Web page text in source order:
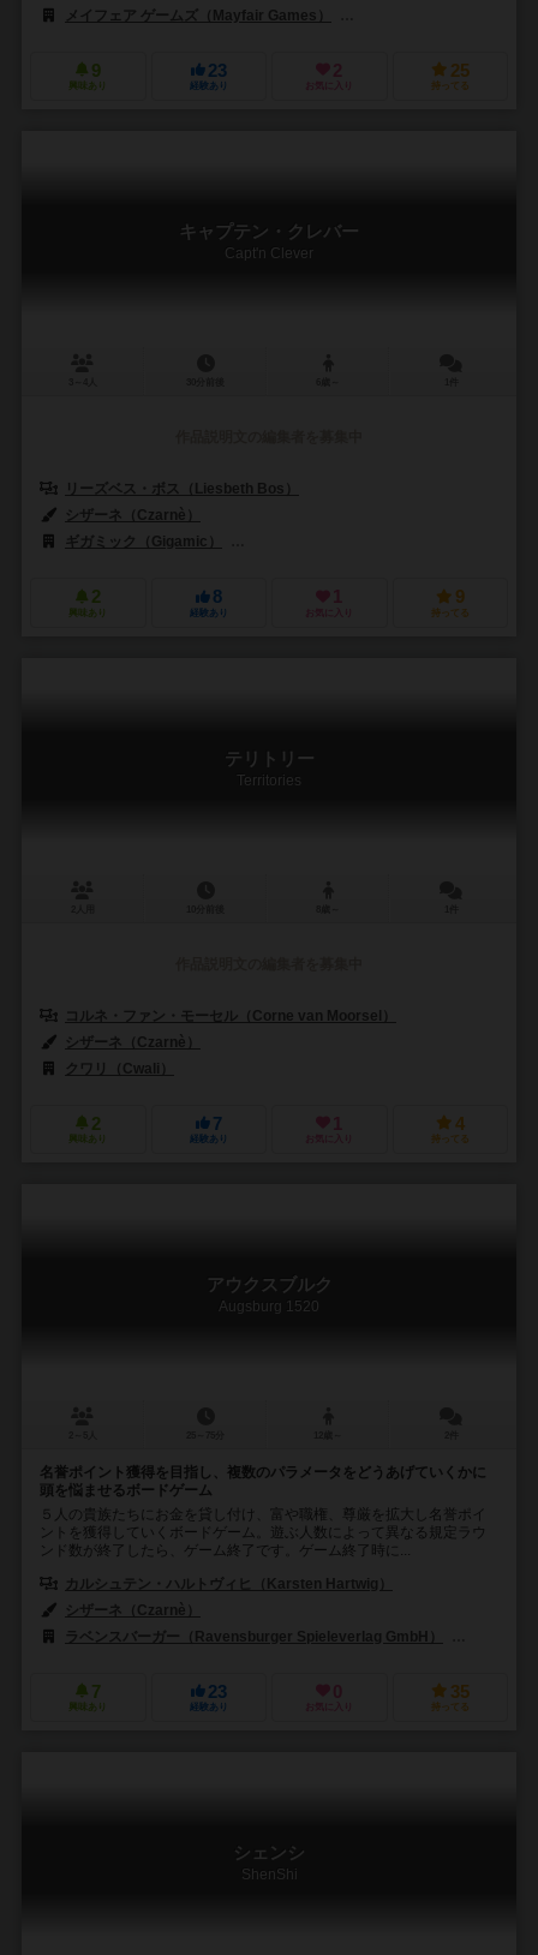
メイフェア ゲームズ（Mayfair Games）
9
興味あり
23
経験あり
2
お気に入り
25
持ってる
キャプテン・クレバー
Capt'n Clever
リーズベス・ボス（Liesbeth Bos）
シザーネ（Czarnè）
ギガミック（Gigamic）
2
興味あり
8
経験あり
1
お気に入り
9
持ってる
テリトリー
Territories
コルネ・ファン・モーセル（Corne van Moorsel）
シザーネ（Czarnè）
クワリ（Cwali）
2
興味あり
7
経験あり
1
お気に入り
4
持ってる
アウクスブルク
Augsburg 1520
名誉ポイント獲得を目指し、複数のパラメータをどうあげていくかに
頭を悩ませるボードゲーム
５人の貴族たちにお金を貸し付け、富や職権、尊厳を拡大し名誉ポイ
ントを獲得していくボードゲーム。遊ぶ人数によって異なる規定ラウ
ンド数が終了したら、ゲーム終了です。ゲーム終了時に...
カルシュテン・ハルトヴィヒ（Karsten Hartwig）
シザーネ（Czarnè）
ラベンスバーガー（Ravensburger Spieleverlag GmbH）
7
興味あり
23
経験あり
0
お気に入り
35
持ってる
シェンシ
ShenShi